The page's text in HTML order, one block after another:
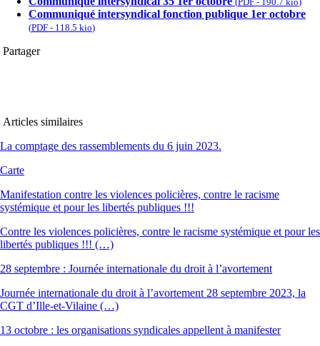
Communiqué intersyndical fonction publique 1er octobre
(PDF - 118.5 kio)
Partager
Articles similaires
La comptage des rassemblements du 6 juin 2023.
Carte
Manifestation contre les violences policières, contre le racisme
systémique et pour les libertés publiques !!!
Contre les violences policières, contre le racisme systémique et pour les
libertés publiques !!! (…)
28 septembre : Journée internationale du droit à l’avortement
Journée internationale du droit à l’avortement 28 septembre 2023, la
CGT d’Ille-et-Vilaine (…)
13 octobre : les organisations syndicales appellent à manifester